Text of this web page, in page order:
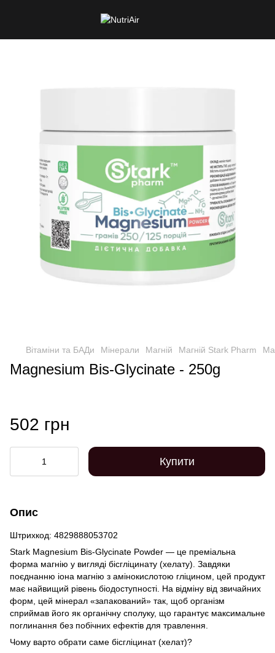
Вітаміни та БАДи Мінерали Магній Магній Stark Pharm
Magnesium Bis-Glycinate - 250g
502 грн
Купити
Опис
Штрихкод: 4829888053702
Stark Magnesium Bis-Glycinate Powder — це преміальна
форма магнію у вигляді бісгліцинату (хелату). Завдяки
поєднанню іона магнію з амінокислотою гліцином, цей продукт
має найвищий рівень біодоступності. На відміну від звичайних
форм, цей мінерал «запакований» так, щоб організм
сприймав його як органічну сполуку, що гарантує максимальне
поглинання без побічних ефектів для травлення.
Чому варто обрати саме бісгліцинат (хелат)?